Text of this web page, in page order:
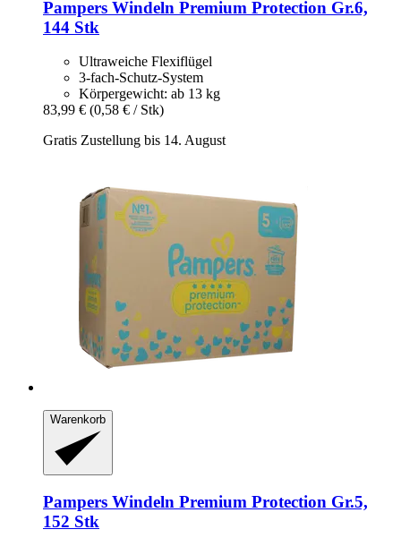
Pampers Windeln Premium Protection Gr.6,
144 Stk
Ultraweiche Flexiflügel
3-fach-Schutz-System
Körpergewicht: ab 13 kg
83,99 € (0,58 € / Stk)
Gratis Zustellung bis 14. August
Warenkorb
Pampers Windeln Premium Protection Gr.5,
152 Stk